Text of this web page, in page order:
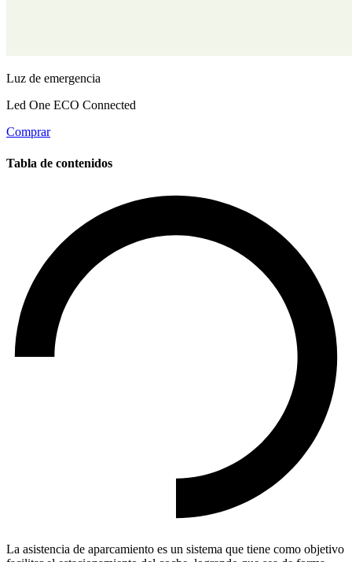
Luz de emergencia
Led One ECO Connected
Comprar
Tabla de contenidos
La asistencia de aparcamiento es un sistema que tiene como objetivo